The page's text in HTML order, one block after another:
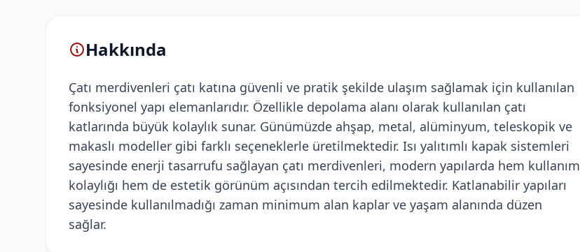
Hakkında
Çatı merdivenleri çatı katına güvenli ve pratik şekilde ulaşım sağlamak için kullanılan
fonksiyonel yapı elemanlarıdır. Özellikle depolama alanı olarak kullanılan çatı
katlarında büyük kolaylık sunar. Günümüzde ahşap, metal, alüminyum, teleskopik ve
makaslı modeller gibi farklı seçeneklerle üretilmektedir. Isı yalıtımlı kapak sistemleri
sayesinde enerji tasarrufu sağlayan çatı merdivenleri, modern yapılarda hem kullanım
kolaylığı hem de estetik görünüm açısından tercih edilmektedir. Katlanabilir yapıları
sayesinde kullanılmadığı zaman minimum alan kaplar ve yaşam alanında düzen
sağlar.